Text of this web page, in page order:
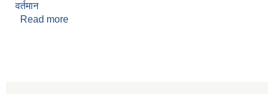
वर्तमान
Read more